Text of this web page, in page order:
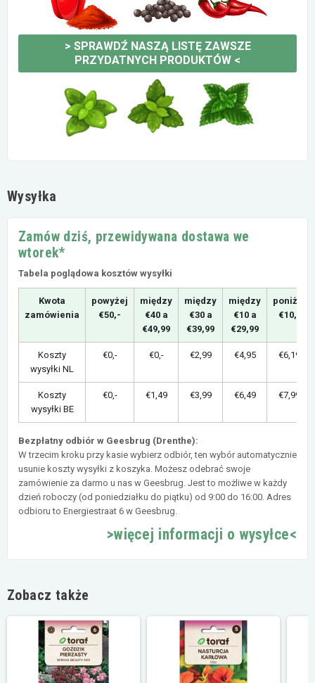
> SPRAWDŹ NASZĄ LISTĘ ZAWSZE
PRZYDATNYCH PRODUKTÓW <
Wysyłka
Zamów dziś, przewidywana dostawa we
wtorek*
Tabela poglądowa kosztów wysyłki
Kwota
zamówienia
powyżej
€50,-
między
€40 a
€49,99
między
€30 a
€39,99
między
€10 a
€29,99
poniżej
€10,-
Koszty
wysyłki NL
€0,- €0,- €2,99 €4,95 €6,19
Koszty
wysyłki BE
€0,- €1,49 €3,99 €6,49 €7,99
Bezpłatny odbiór w Geesbrug (Drenthe):
W trzecim kroku przy kasie wybierz odbiór, ten wybór automatycznie
usunie koszty wysyłki z koszyka. Możesz odebrać swoje
zamówienie za darmo u nas w Geesbrug. Jest to możliwe w każdy
dzień roboczy (od poniedziałku do piątku) od 9:00 do 16:00. Adres
odbioru to Energiestraat 6 w Geesbrug.
>więcej informacji o wysyłce<
Zobacz także